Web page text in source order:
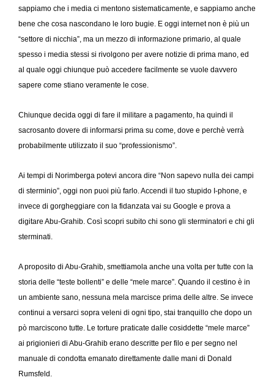
sappiamo che i media ci mentono sistematicamente, e sappiamo anche
bene che cosa nascondano le loro bugie. E oggi internet non è più un
“settore di nicchia”, ma un mezzo di informazione primario, al quale
spesso i media stessi si rivolgono per avere notizie di prima mano, ed
al quale oggi chiunque può accedere facilmente se vuole davvero
sapere come stiano veramente le cose.
Chiunque decida oggi di fare il militare a pagamento, ha quindi il
sacrosanto dovere di informarsi prima su come, dove e perchè verrà
probabilmente utilizzato il suo “professionismo”.
Ai tempi di Norimberga potevi ancora dire “Non sapevo nulla dei campi
di sterminio”, oggi non puoi più farlo. Accendi il tuo stupido I-phone, e
invece di gorgheggiare con la fidanzata vai su Google e prova a
digitare Abu-Grahib. Così scopri subito chi sono gli sterminatori e chi gli
sterminati.
A proposito di Abu-Grahib, smettiamola anche una volta per tutte con la
storia delle “teste bollenti” e delle “mele marce”. Quando il cestino è in
un ambiente sano, nessuna mela marcisce prima delle altre. Se invece
continui a versarci sopra veleni di ogni tipo, stai tranquillo che dopo un
pò marciscono tutte. Le torture praticate dalle cosiddette “mele marce”
ai prigionieri di Abu-Grahib erano descritte per filo e per segno nel
manuale di condotta emanato direttamente dalle mani di Donald
Rumsfeld.